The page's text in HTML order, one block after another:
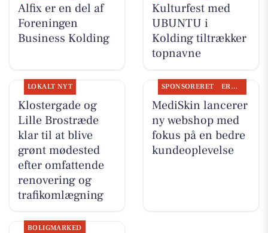
Alfix er en del af
Foreningen
Business Kolding
Kulturfest med
UBUNTU i
Kolding tiltrækker
topnavne
LOKALT NYT
Klostergade og
Lille Brostræde
klar til at blive
grønt mødested
efter omfattende
renovering og
trafikomlægning
SPONSORERET ERHVERV
MediSkin lancerer
ny webshop med
fokus på en bedre
kundeoplevelse
BOLIGMARKED